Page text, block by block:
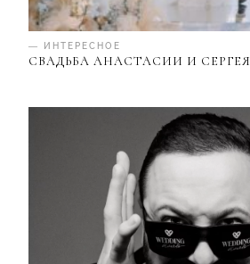
— ИНТЕРЕСНОЕ
СВАДЬБА АНАСТАСИИ И СЕРГЕЯ